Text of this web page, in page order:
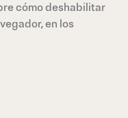
cómo deshabilitar
en los